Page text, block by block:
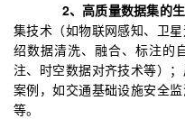
2、高质量数据集的
集技术（如物联网感知、卫
绍数据清洗、融合、标注的
注、时空数据对齐技术等）
案例，如交通基础设施安全
等。